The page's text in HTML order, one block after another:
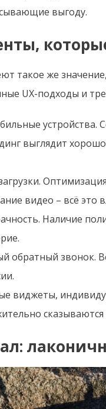
выгоду.
такое же
UX-подходы и
устройства.
выглядит
видео – всё это
Наличие
обратный звонок.
виджеты,